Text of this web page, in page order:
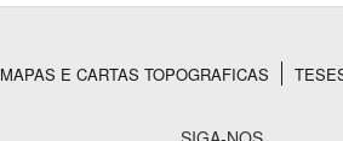
MAPAS E CARTAS TOPOGRAFICAS